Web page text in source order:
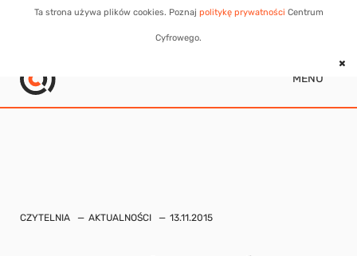
Ta strona używa plików cookies. Poznaj politykę prywatności Centrum
Cyfrowego.
MENU
CZYTELNIA AKTUALNOŚCI 13.11.2015